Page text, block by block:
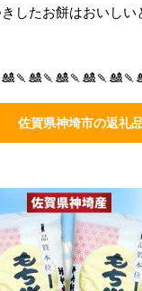
したお餅はおいしい
佐賀県神埼市の返礼